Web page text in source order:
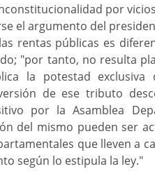
por
el argumento del
rentas públicas es
"por tanto, no resulta
la potestad
de ese tributo
por la Asamblea
del mismo pueden ser
que lleven a
según lo estipula la ley."